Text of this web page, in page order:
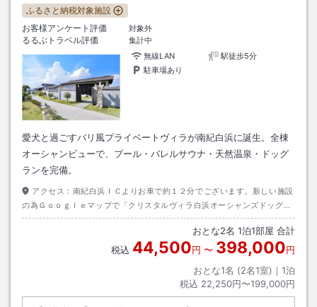
ふるさと納税対象施設
お客様アンケート評価
対象外
るるぶトラベル評価
集計中
無線LAN
駅徒歩5分
駐車場あり
愛犬と過ごすバリ風プライベートヴィラが南紀白浜に誕生。全棟
オーシャンビューで、プール・バレルサウナ・天然温泉・ドッグ
ランを完備。
アクセス： 南紀白浜ＩＣよりお車で約１２分でございます。新しい施設
の為Ｇｏｏｇｌｅマップで「クリスタルヴィラ白浜オーシャンズドッグリ
ゾート」とご検索くださいませ。※先に「白浜総合インフォメーションセ
ンター」にてチェックインのお手続きをお願いいたします。
おとな2名 1泊1部屋 合計
税込 44,500円 〜 398,000円
おとな1名 (2名1室)｜ 1泊
税込 22,250円〜199,000円